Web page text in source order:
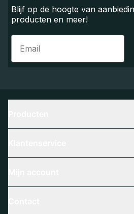
Blijf op de hoogte van
producten en meer!
Email